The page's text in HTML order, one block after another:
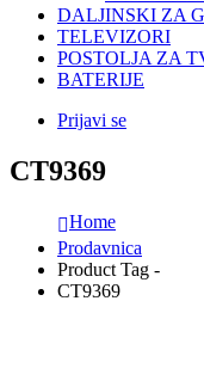
DALJINSKI ZA
TELEVIZORI
POSTOLJA ZA
BATERIJE
Prijavi se
CT9369
Home
Prodavnica
Product Tag -
CT9369